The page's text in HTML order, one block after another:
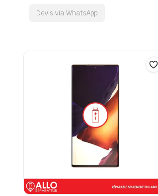
Devis via WhatsApp